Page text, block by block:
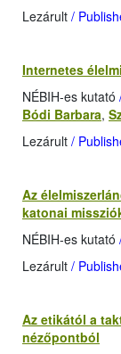
Lezárult /
Internetes
NÉBIH-es kutató
Bódi Barbara,
Lezárult /
Az
katonai
NÉBIH-es kutató
Lezárult /
Az etikától a
nézőpontból